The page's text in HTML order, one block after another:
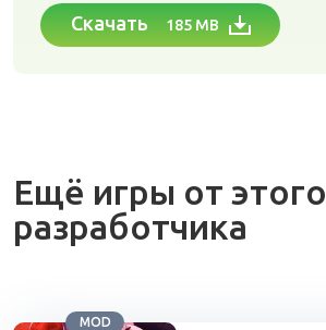
Скачать 185 MB
Ещё игры от этого
разработчика
MOD